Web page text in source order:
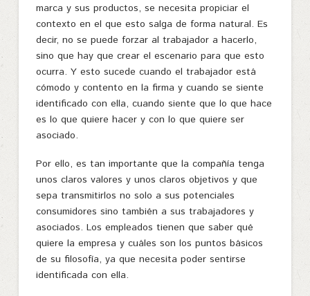
marca y sus productos, se necesita propiciar el
contexto en el que esto salga de forma natural. Es
decir, no se puede forzar al trabajador a hacerlo,
sino que hay que crear el escenario para que esto
ocurra. Y esto sucede cuando el trabajador está
cómodo y contento en la firma y cuando se siente
identificado con ella, cuando siente que lo que hace
es lo que quiere hacer y con lo que quiere ser
asociado.
Por ello, es tan importante que la compañía tenga
unos claros valores y unos claros objetivos y que
sepa transmitirlos no solo a sus potenciales
consumidores sino también a sus trabajadores y
asociados. Los empleados tienen que saber qué
quiere la empresa y cuáles son los puntos básicos
de su filosofía, ya que necesita poder sentirse
identificada con ella.